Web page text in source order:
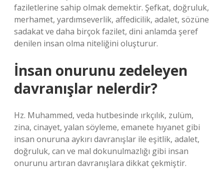
faziletlerine sahip olmak demektir. Şefkat, doğruluk,
merhamet, yardımseverlik, affedicilik, adalet, sözüne
sadakat ve daha birçok fazilet, dini anlamda şeref
denilen insan olma niteliğini oluşturur.
İnsan onurunu zedeleyen
davranışlar nelerdir?
Hz. Muhammed, veda hutbesinde ırkçılık, zulüm,
zina, cinayet, yalan söyleme, emanete hıyanet gibi
insan onuruna aykırı davranışlar ile eşitlik, adalet,
doğruluk, can ve mal dokunulmazlığı gibi insan
onurunu artıran davranışlara dikkat çekmiştir.